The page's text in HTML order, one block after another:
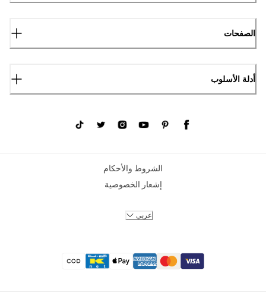
الصفحات
أدلة الأسلوب
الشروط والأحكام
إشعار الخصوصية
عربي